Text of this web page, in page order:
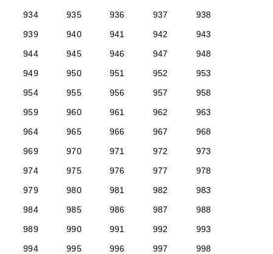
934 935 936 937
938
939
940 941 942
943
944
945 946 947
948
949
950 951 952
953
954
955 956 957
958
959
960 961 962
963
964
965 966 967
968
969
970 971 972
973
974
975 976 977
978
979
980 981 982
983
984
985 986 987
988
989
990 991 992
993
994
995 996 997
998